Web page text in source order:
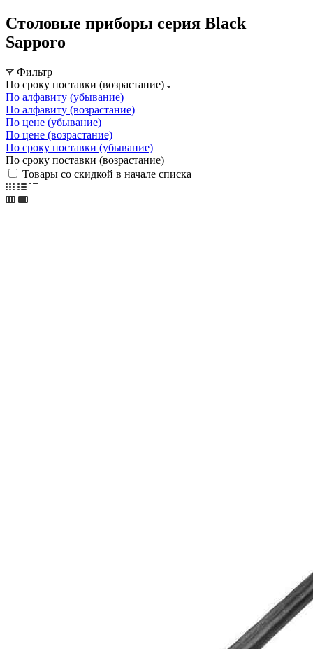
Столовые приборы серия Black
Sapporo
Фильтр
По сроку поставки (возрастание)
По алфавиту (убывание)
По алфавиту (возрастание)
По цене (убывание)
По цене (возрастание)
По сроку поставки (убывание)
По сроку поставки (возрастание)
Товары со скидкой в начале списка